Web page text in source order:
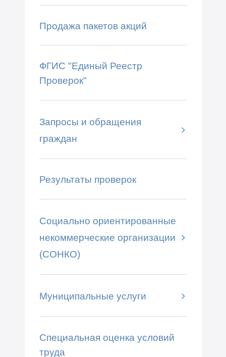
Продажа пакетов акций
ФГИС "Единый Реестр
Проверок"
Запросы и обращения
граждан
Результаты проверок
Социально ориентированные
некоммерческие организации
(СОНКО)
Муниципальные услуги
Специальная оценка условий
труда